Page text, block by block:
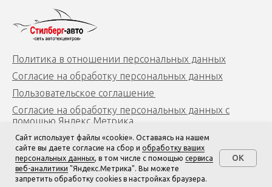
Политика в отношении персональных данных
Согласие на обработку персональных данных
Пользовательское соглашение
Согласие на обработку персональных данных с
помощью Яндекс.Метрика
Сайт использует файлы «cookie». Оставаясь на нашем
сайте вы даете согласие на сбор и обработку ваших
персональных данных, в том числе с помощью сервиса
веб-аналитики "Яндекс.Метрика". Вы можете
запретить обработку cookies в настройках браузера.
OK
Позвонить